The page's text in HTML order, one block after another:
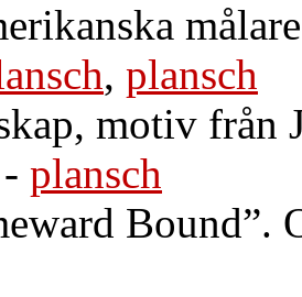
, plansch
motiv från
- plansch
Bound”.